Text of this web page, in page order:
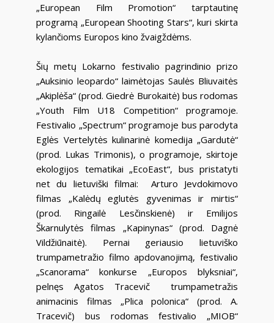
„European Film Promotion“ tarptautinę
programą „European Shooting Stars“, kuri skirta
kylančioms Europos kino žvaigždėms.
Šių metų Lokarno festivalio pagrindinio prizo
„Auksinio leopardo“ laimėtojas Saulės Bliuvaitės
„Akiplėša“ (prod. Giedrė Burokaitė) bus rodomas
„Youth Film U18 Competition“ programoje.
Festivalio „Spectrum“ programoje bus parodyta
Eglės Vertelytės kulinarinė komedija „Gardutė“
(prod. Lukas Trimonis), o programoje, skirtoje
ekologijos tematikai „EcoEast“, bus pristatyti
net du lietuviški filmai: Arturo Jevdokimovo
filmas „Kalėdų eglutės gyvenimas ir mirtis“
(prod. Ringailė Lesčinskienė) ir Emilijos
Škarnulytės filmas „Kapinynas“ (prod. Dagnė
Vildžiūnaitė). Pernai geriausio lietuviško
trumpametražio filmo apdovanojimą, festivalio
„Scanorama“ konkurse „Europos blyksniai“,
pelnęs Agatos Tracevič trumpametražis
animacinis filmas „Plica polonica“ (prod. A.
Tracevič) bus rodomas festivalio „MIOB“